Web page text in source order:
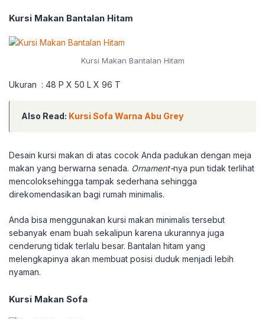
Kursi Makan Bantalan Hitam
Kursi Makan Bantalan Hitam
Ukuran : 48 P X 50 L X 96 T
Also Read: Kursi Sofa Warna Abu Grey
Desain kursi makan di atas cocok Anda padukan dengan meja
makan yang berwarna senada. Ornament-nya pun tidak terlihat
mencoloksehingga tampak sederhana sehingga
direkomendasikan bagi rumah minimalis.
Anda bisa menggunakan kursi makan minimalis tersebut
sebanyak enam buah sekalipun karena ukurannya juga
cenderung tidak terlalu besar. Bantalan hitam yang
melengkapinya akan membuat posisi duduk menjadi lebih
nyaman.
Kursi Makan Sofa